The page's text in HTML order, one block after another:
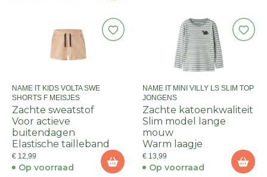
NAME IT KIDS VOLTA SWE
SHORTS F MEISJES
Zachte sweatstof
Voor actieve
buitendagen
Elastische tailleband
€ 12,99
Op voorraad
NAME IT MINI VILLY LS SLIM TOP
JONGENS
Zachte katoenkwaliteit
Slim model lange
mouw
Warm laagje
€ 13,99
Op voorraad